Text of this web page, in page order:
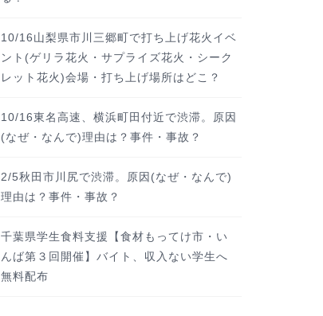
10/16山梨県市川三郷町で打ち上げ花火イベ
ント(ゲリラ花火・サプライズ花火・シーク
レット花火)会場・打ち上げ場所はどこ？
10/16東名高速、横浜町田付近で渋滞。原因
(なぜ・なんで)理由は？事件・事故？
2/5秋田市川尻で渋滞。原因(なぜ・なんで)
理由は？事件・事故？
千葉県学生食料支援【食材もってけ市・い
んば第３回開催】バイト、収入ない学生へ
無料配布